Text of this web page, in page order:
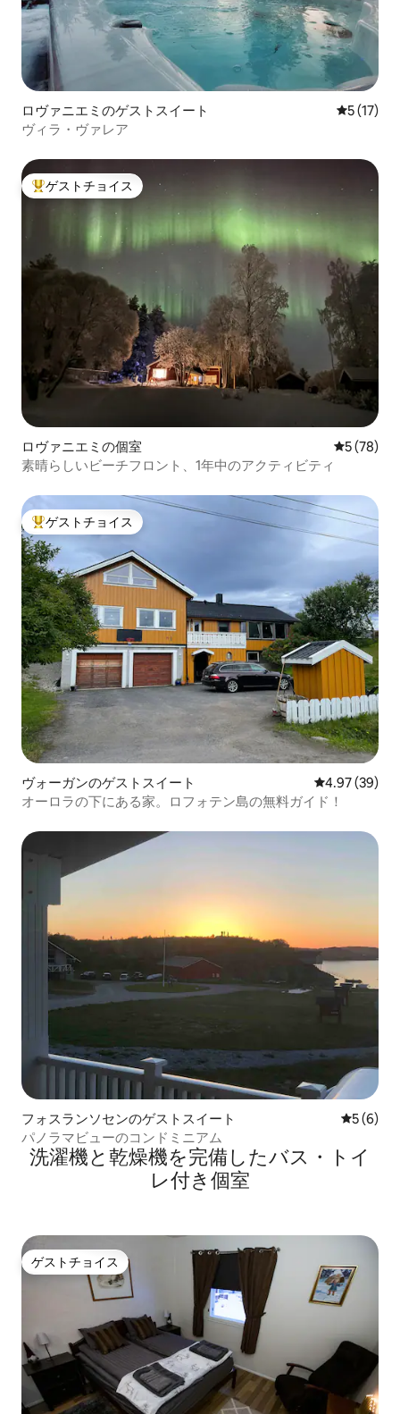
ロヴァニエミのゲストスイート レビュー
5 (17)
ヴィラ・ヴァレア
大好評のゲストチョイスです。
ゲストチョイス
ロヴァニエミの個室 レビュー
5 (78)
素晴らしいビーチフロント、1年中のアクティビティ
大好評のゲストチョイスです。
ゲストチョイス
ヴォーガンのゲストスイート レビュー39
4.97 (39)
オーロラの下にある家。ロフォテン島の無料ガイド！
フォスランソセンのゲストスイート レビュー
5 (6)
パノラマビューのコンドミニアム
洗濯機と乾燥機を完備したバス・トイ
レ付き個室
ゲストチョイス
ゲストチョイス